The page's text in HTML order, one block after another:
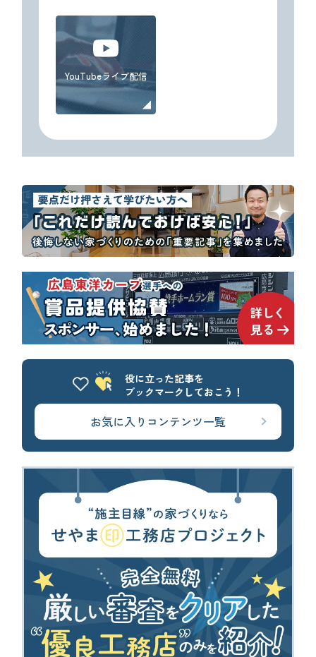
YouTubeライブ配信
役に立った記事を
ブックマークしておこう！
お気に入りコンテンツ一覧